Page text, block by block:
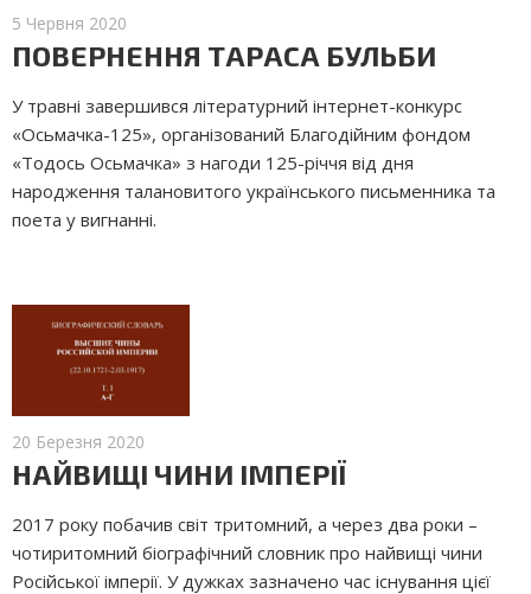
5 Червня 2020
ПОВЕРНЕННЯ ТАРАСА БУЛЬБИ
У травні завершився літературний інтернет-конкурс
«Осьмачка-125», організований Благодійним фондом
«Тодось Осьмачка» з нагоди 125-річчя від дня
народження талановитого українського письменника та
поета у вигнанні.
20 Березня 2020
НАЙВИЩІ ЧИНИ ІМПЕРІЇ
2017 року побачив світ тритомний, а через два роки –
чотиритомний біографічний словник про найвищі чини
Російської імперії. У дужках зазначено час існування цієї